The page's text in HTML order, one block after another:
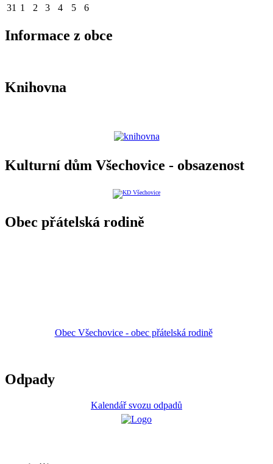
31 1 2 3 4 5 6
Informace z obce
Knihovna
Kulturní dům Všechovice - obsazenost
Obec přátelská rodině
Obec Všechovice - obec přátelská rodině
Odpady
Kalendář svozu odpadů